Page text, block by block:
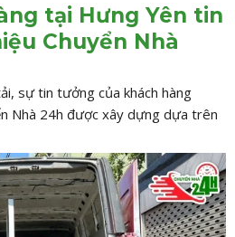
tại Hưng Yên tin
Chuyển Nhà
sự tin tưởng của khách hàng
Nhà 24h được xây dựng dựa trên